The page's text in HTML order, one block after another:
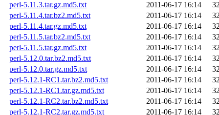
perl-5.11.3.tar.gz.md5.txt
2011-06-17 16:14
perl-5.11.4.tar.bz2.md5.txt
2011-06-17 16:14
perl-5.11.4.tar.gz.md5.txt
2011-06-17 16:14
perl-5.11.5.tar.bz2.md5.txt
2011-06-17 16:14
perl-5.11.5.tar.gz.md5.txt
2011-06-17 16:14
perl-5.12.0.tar.bz2.md5.txt
2011-06-17 16:14
perl-5.12.0.tar.gz.md5.txt
2011-06-17 16:14
perl-5.12.1-RC1.tar.bz2.md5.txt
2011-06-17 16:14
perl-5.12.1-RC1.tar.gz.md5.txt
2011-06-17 16:14
perl-5.12.1-RC2.tar.bz2.md5.txt
2011-06-17 16:14
perl-5.12.1-RC2.tar.gz.md5.txt
2011-06-17 16:14